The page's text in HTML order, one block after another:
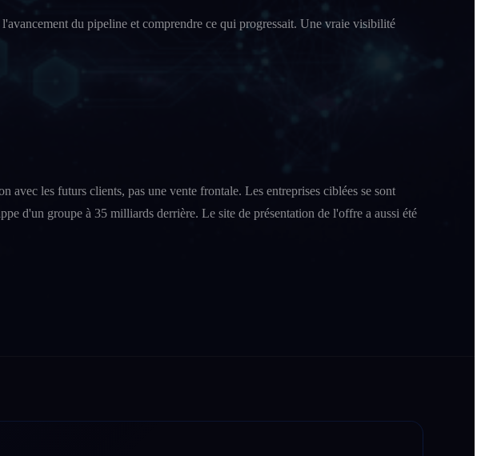
du pipeline et comprendre ce qui progressait. Une vraie visibilité
les futurs clients, pas une vente frontale. Les entreprises ciblées se sont
d'un groupe à 35 milliards derrière. Le site de présentation de l'offre a aussi été